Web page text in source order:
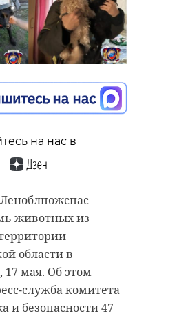
на нас в
животных из
области в
17 мая. Об этом
служба комитета
и безопасности 47